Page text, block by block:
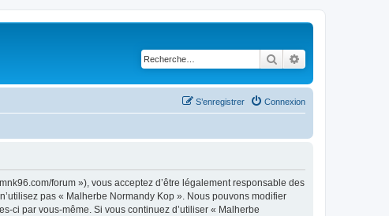
Rechercher
Connexion
S’enregistrer
forum »), vous acceptez d’être légalement responsable des
pas « Malherbe Normandy Kop ». Nous pouvons modifier
ci par vous-même. Si vous continuez d’utiliser « Malherbe